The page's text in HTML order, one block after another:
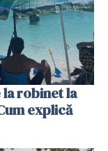
la robinet la
explică